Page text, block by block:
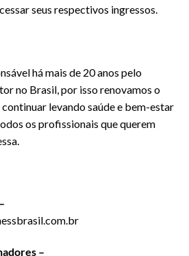
seus respectivos ingressos.
há mais de 20 anos pelo
no Brasil, por isso renovamos o
levando saúde e bem-estar
os profissionais que querem
–